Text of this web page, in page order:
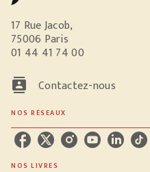
17 Rue Jacob,
75006 Paris
01 44 41 74 00
contacts Contactez-nous
NOS RÉSEAUX
NOS LIVRES